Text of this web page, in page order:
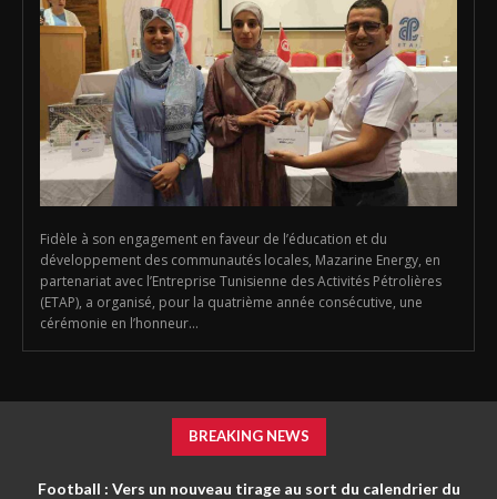
Fidèle à son engagement en faveur de l’éducation et du
développement des communautés locales, Mazarine Energy, en
partenariat avec l’Entreprise Tunisienne des Activités Pétrolières
(ETAP), a organisé, pour la quatrième année consécutive, une
cérémonie en l’honneur...
BREAKING NEWS
Football : Vers un nouveau tirage au sort du calendrier du